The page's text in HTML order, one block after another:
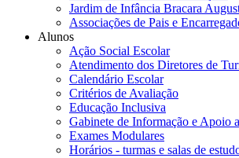
Jardim de Infância Bracara
Associações de Pais e
Alunos
Ação Social Escolar
Atendimento dos Diretores de
Calendário Escolar
Critérios de Avaliação
Educação Inclusiva
Gabinete de Informação e Apoio
Exames Modulares
Horários - turmas e salas de